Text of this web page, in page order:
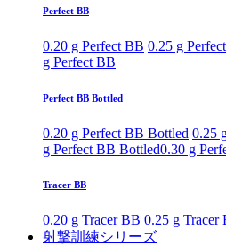
Perfect BB
0.20 g Perfect BB 0.25 g
g Perfect BB
Perfect BB Bottled
0.20 g Perfect BB Bottled 0.25
g Perfect BB Bottled0.30 g
Tracer BB
0.20 g Tracer BB 0.25 g Tracer
射撃訓練シリーズ